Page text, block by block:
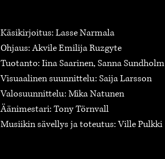
Käsikirjoitus: Lasse Narmala
Ohjaus: Akvile Emilija Ruzgyte
Tuotanto: Iina Saarinen, Sanna Sundholm
Visuaalinen suunnittelu: Saija Larsson
Valosuunnittelu: Mika Natunen
Äänimestari: Tony Törnvall
Musiikin sävellys ja toteutus: Ville Pulkki